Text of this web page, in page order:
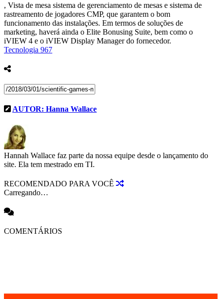
, Vista de mesa sistema de gerenciamento de mesas e sistema de
rastreamento de jogadores CMP, que garantem o bom
funcionamento das instalações. Em termos de soluções de
marketing, haverá ainda o Elite Bonusing Suite, bem como o
iVIEW 4 e o iVIEW Display Manager do fornecedor.
Tecnologia 967
AUTOR: Hanna Wallace
Hannah Wallace faz parte da nossa equipe desde o lançamento do
site. Ela tem mestrado em TI.
RECOMENDADO PARA VOCÊ
Carregando…
COMENTÁRIOS